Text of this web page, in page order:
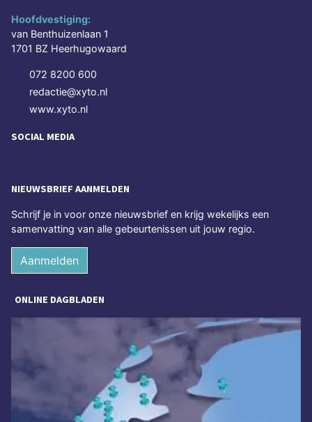
Hoofdvestiging:
van Benthuizenlaan 1
1701 BZ Heerhugowaard
072 8200 600
redactie@xyto.nl
www.xyto.nl
SOCIAL MEDIA
NIEUWSBRIEF AANMELDEN
Schrijf je in voor onze nieuwsbrief en krijg wekelijks een
samenvatting van alle gebeurtenissen uit jouw regio.
Aanmelden
ONLINE DAGBLADEN